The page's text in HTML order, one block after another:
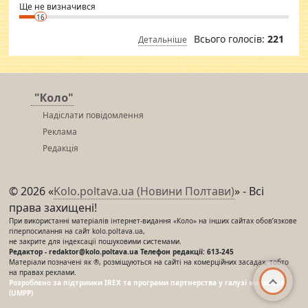
Ще не визначився
16
Детальніше Всього голосів: 221
"Коло"
Надіслати повідомлення
Реклама
Редакція
© 2026 «Kolo.poltava.ua (Новини Полтави)» - Всі
права захищені!
При використанні матеріалів інтернет-видання «Коло» на інших сайтах обов’язкове
гіперпосилання на сайт kolo.poltava.ua,
не закрите для індексації пошуковими системами.
Редактор - redaktor@kolo.poltava.ua Телефон редакції: 613-245
Матеріали позначені як ®, розміщуються на сайті на комерційних засадах, тобто
на правах реклами.
Розроблено за підтримки IREX та програми партнерства у галузі мас-медіа
(UMPP)